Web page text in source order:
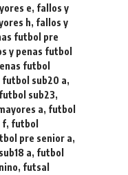
e, fallos y
h, fallos y
futbol pre
y penas futbol
futbol
futbol sub20 a,
sub23,
a, futbol
f, futbol
pre senior a,
a, futbol
, futsal